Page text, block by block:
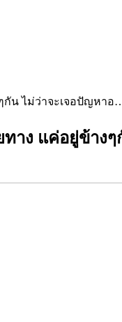
กัน ไม่ว่าจะเจอปัญหาอ
าง แค่อยู่ข้าง